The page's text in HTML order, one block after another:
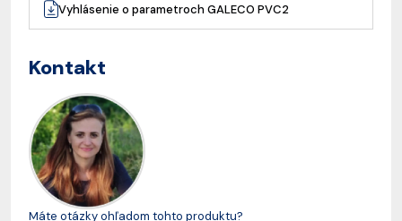
Vyhlásenie o parametroch GALECO PVC2
Kontakt
Máte otázky ohľadom tohto produktu?